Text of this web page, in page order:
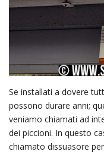
Se installati a dovere
possono durare anni;
veniamo chiamati ad
dei piccioni. In questo
chiamato dissuasore